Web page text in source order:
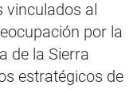
vinculados al
por la
de la Sierra
estratégicos de